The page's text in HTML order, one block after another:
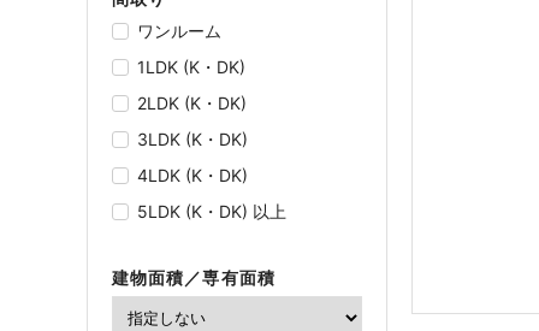
ワンルーム
1LDK (K・DK)
2LDK (K・DK)
3LDK (K・DK)
4LDK (K・DK)
5LDK (K・DK) 以上
建物面積／専有面積